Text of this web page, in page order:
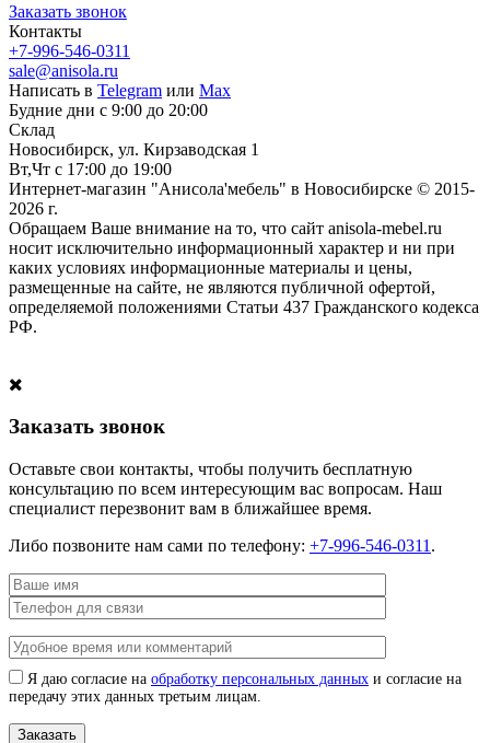
Заказать звонок
Контакты
+7-996-546-0311
sale@anisola.ru
Написать в Telegram или Max
Будние дни с 9:00 до 20:00
Склад
Новосибирск, ул. Кирзаводская 1
Вт,Чт с 17:00 до 19:00
Интернет-магазин "Анисола'мебель" в Новосибирске © 2015-
2026 г.
Обращаем Ваше внимание на то, что сайт anisola-mebel.ru
носит исключительно информационный характер и ни при
каких условиях информационные материалы и цены,
размещенные на сайте, не являются публичной офертой,
определяемой положениями Статьи 437 Гражданского кодекса
РФ.
Заказать звонок
Оставьте свои контакты, чтобы получить бесплатную
консультацию по всем интересующим вас вопросам. Наш
специалист перезвонит вам в ближайшее время.
Либо позвоните нам сами по телефону: +7-996-546-0311 .
Я даю согласие на обработку персональных данных и согласие на
передачу этих данных третьим лицам.